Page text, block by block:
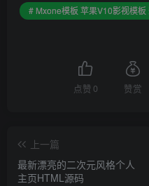
# Mxone模板 苹果V10影视模板
点赞 0 赞赏
上一篇
最新漂亮的二次元风格个人
主页HTML源码